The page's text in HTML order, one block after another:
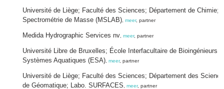
Université de Liège; Faculté des Sciences; Département de Chimie;
Spectrométrie de Masse (MSLAB) meer, partner
Medida Hydrographic Services nv meer, partner
Université Libre de Bruxelles; École Interfacultaire de Bioingénieurs;
Systèmes Aquatiques (ESA) meer, partner
Université de Liège; Faculté des Sciences; Département des
de Géomatique; Labo. SURFACES
meer, partner